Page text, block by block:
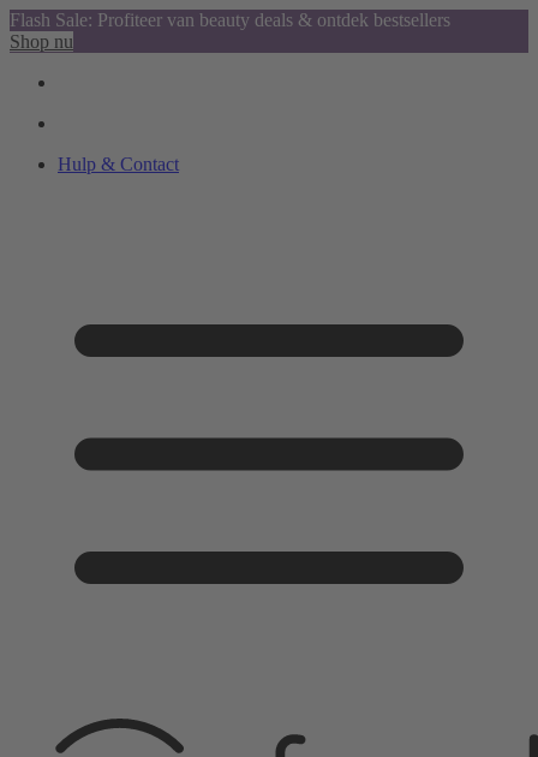
Flash Sale: Profiteer van beauty deals & ontdek bestsellers
Shop nu
Hulp & Contact